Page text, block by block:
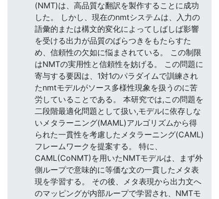
(NMT)は、高品質な翻訳を製作することに成功
した。 しかし、現在のnmtシステムは、入力の
語彙的または構文的変化によってしばしば影響
を受ける出力が品質のばらつきをもたらすた
め、信頼性の欠如に悩まされている。 この制限
はNMTの実用性と信頼性を妨げる。 この問題に
寄与する要因は、1対1のパラダイムで訓練され
たnmtモデルがソース多様性現象を扱うのに苦
労していることである。 本研究では,この問題を
二段階最適化問題として扱い,モデルに依存しな
いメタラーニング(MAML)アルゴリズムから得
られた一貫性を考慮したメタラーニング(CAML)
フレームワークを提案する。 特に、
CAML(CoNMT)を用いたNMTモデルは、まず外
側ループで意味的に等価な文の一貫したメタ表
現を学習する。 その後、メタ表現から出力文へ
のマッピングが内部ループで学習され、NMTモ